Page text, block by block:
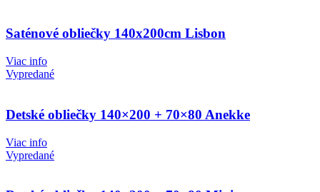
Saténové obliečky 140x200cm Lisbon
Viac info
Vypredané
Detské obliečky 140×200 + 70×80 Anekke
Viac info
Vypredané